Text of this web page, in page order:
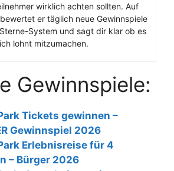
wirklich achten sollten. Auf
er täglich neue Gewinnspiele
System und sagt dir klar ob es
lohnt mitzumachen.
Gewinnspiele:
Tickets gewinnen –
Gewinnspiel 2026
Erlebnisreise für 4
– Bürger 2026